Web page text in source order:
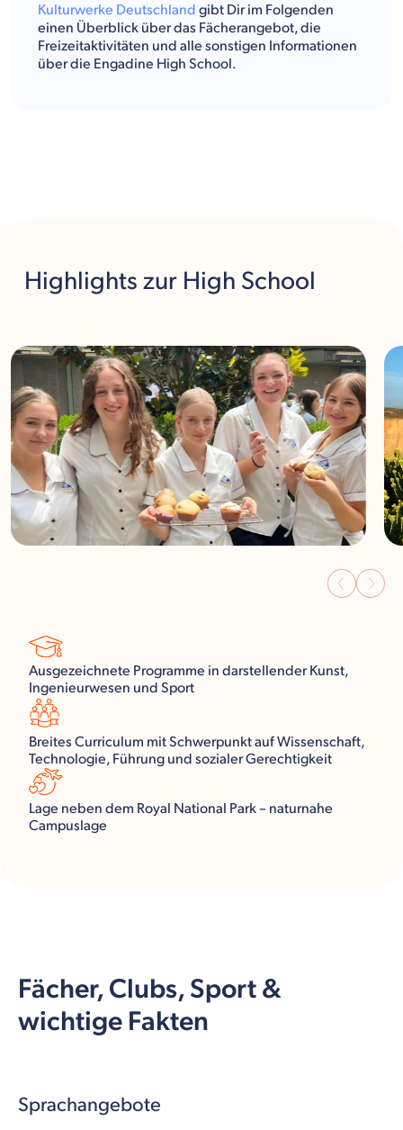
Kulturwerke Deutschland gibt Dir im Folgenden
einen Überblick über das Fächerangebot, die
Freizeitaktivitäten und alle sonstigen Informationen
über die Engadine High School.
Highlights zur High School
Ausgezeichnete Programme in darstellender Kunst,
Ingenieurwesen und Sport
Breites Curriculum mit Schwerpunkt auf Wissenschaft,
Technologie, Führung und sozialer Gerechtigkeit
Lage neben dem Royal National Park – naturnahe
Campuslage
Fächer, Clubs, Sport &
wichtige Fakten
Sprachangebote